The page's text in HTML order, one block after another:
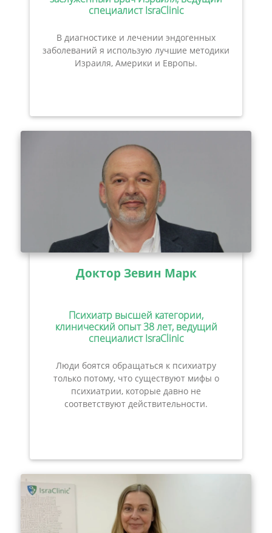
специалист IsraClinic
В диагностике и лечении эндогенных
заболеваний я использую лучшие методики
Израиля, Америки и Европы.
Доктор Зевин Марк
Психиатр высшей категории,
клинический опыт 38 лет, ведущий
специалист IsraClinic
Люди боятся обращаться к психиатру
только потому, что существуют мифы о
психиатрии, которые давно не
соответствуют действительности.